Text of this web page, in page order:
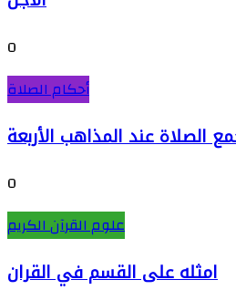
0
أحكام الصلاة
الصلاة عند المذاهب الأربعة
0
علوم القرآن الكريم
امثله على القسم في القران